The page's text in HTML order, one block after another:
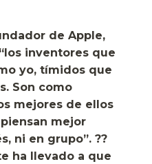
de Apple,
inventores que
yo, tímidos que
Son como
mejores de ellos
mejor
ni en grupo”. ??
ha llevado a que